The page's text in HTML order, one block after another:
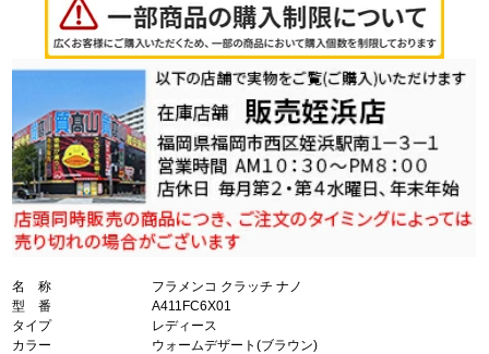
名 称
フラメンコ クラッチ ナノ
型 番
A411FC6X01
タイプ
レディース
カラー
ウォームデザート(ブラウン)